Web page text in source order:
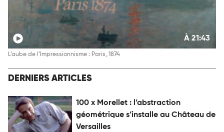
À 21:43
L’aube de l’Impressionnisme : Paris, 1874
DERNIERS ARTICLES
100 x Morellet : l’abstraction
géométrique s’installe au Château de
Versailles